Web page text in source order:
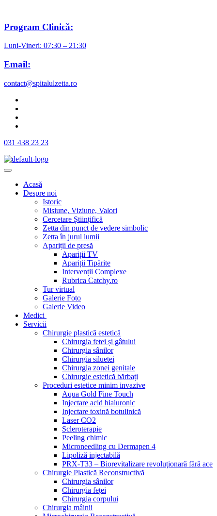
Program Clinică:
Luni-Vineri: 07:30 – 21:30
Email:
contact@spitalulzetta.ro
031 438 23 23
Acasă
Despre noi
Istoric
Misiune, Viziune, Valori
Cercetare Științifică
Zetta din punct de vedere simbolic
Zetta în jurul lumii
Apariții de presă
Apariții TV
Apariții Tipărite
Intervenții Complexe
Rubrica Catchy.ro
Tur virtual
Galerie Foto
Galerie Video
Medici
Servicii
Chirurgie plastică estetică
Chirurgia fetei și gâtului
Chirurgia sânilor
Chirurgia siluetei
Chirurgia zonei genitale
Chirurgie estetică bărbați
Proceduri estetice minim invazive
Aqua Gold Fine Touch
Injectare acid hialuronic
Injectare toxină botulinică
Laser CO2
Scleroterapie
Peeling chimic
Microneedling cu Dermapen 4
Lipoliză injectabilă
PRX-T33 – Biorevitalizare revoluționară fără ace
Chirurgie Plastică Reconstructivă
Chirurgia sânilor
Chirurgia feței
Chirurgia corpului
Chirurgia mâinii